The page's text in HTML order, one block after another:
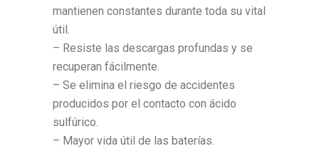
mantienen constantes durante toda su vital
útil.
– Resiste las descargas profundas y se
recuperan fácilmente.
– Se elimina el riesgo de accidentes
producidos por el contacto con ácido
sulfúrico.
– Mayor vida útil de las baterías.